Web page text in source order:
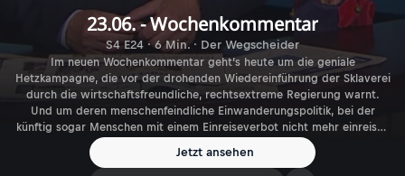
23.06. - Wochenkommentar
S4 E24 · 6 Min. · Der Wegscheider
Im neuen Wochenkommentar geht’s heute um die geniale
Hetzkampagne, die vor der drohenden Wiedereinführung der Sklaverei
durch die wirtschaftsfreundliche, rechtsextreme Regierung warnt.
Und um deren menschenfeindliche Einwanderungspolitik, bei der
künftig sogar Menschen mit einem Einreiseverbot nicht mehr einreisen
Jetzt ansehen